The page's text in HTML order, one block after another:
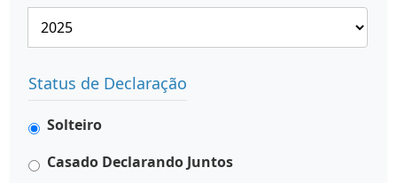
Status de Declaração
Solteiro
Casado Declarando Juntos